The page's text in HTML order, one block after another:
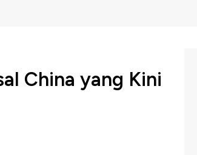
China yang Kini